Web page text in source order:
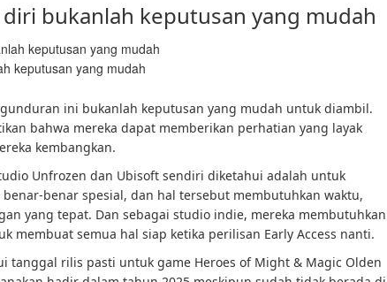
bukanlah keputusan yang mudah
keputusan yang mudah
ini bukanlah keputusan yang mudah untuk diambil.
bahwa mereka dapat memberikan perhatian yang layak
kembangkan.
Unfrozen dan Ubisoft sendiri diketahui adalah untuk
benar spesial, dan hal tersebut membutuhkan waktu,
yang tepat. Dan sebagai studio indie, mereka membutuhkan
membuat semua hal siap ketika perilisan Early Access nanti.
tanggal rilis pasti untuk game Heroes of Might & Magic Olden